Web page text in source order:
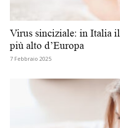
Virus sinciziale: in Italia
più alto d’Europa
7 Febbraio 2025